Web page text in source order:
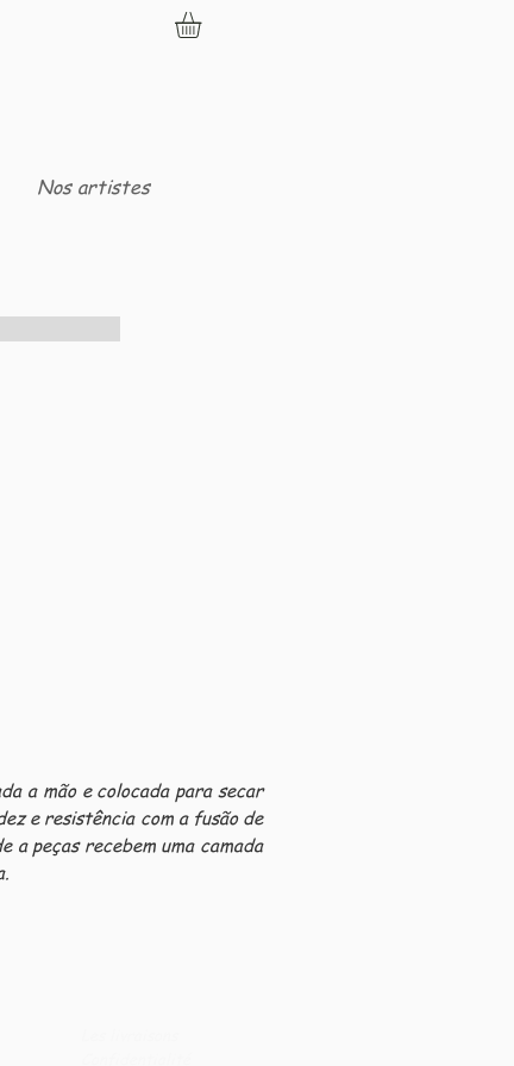
Nos artistes
a mão e colocada para secar
e resistência com a fusão de
a peças recebem uma camada